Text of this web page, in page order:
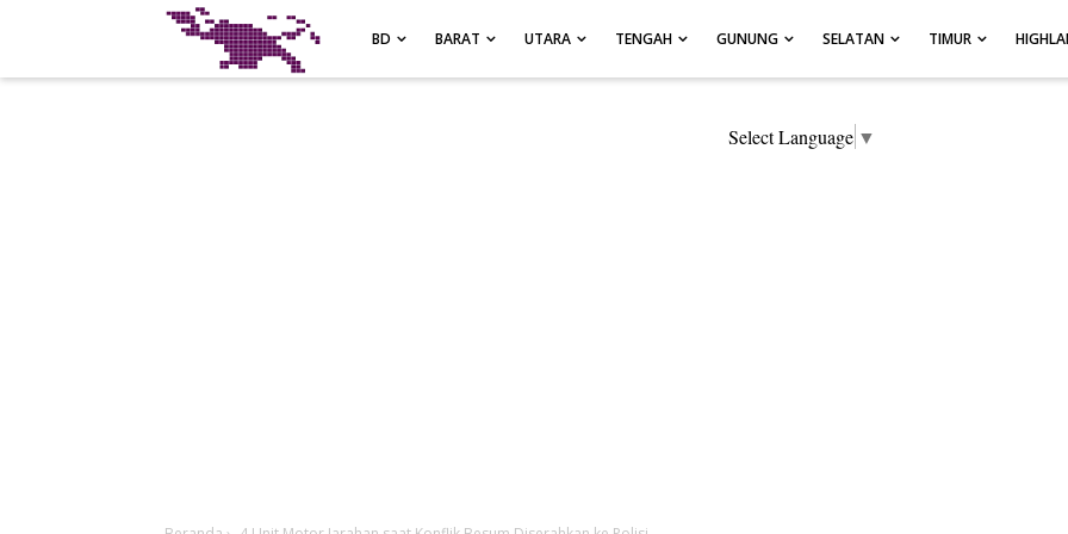
BD BARAT UTARA TENGAH GUNUNG SELATAN TIMUR
Select Language ▼